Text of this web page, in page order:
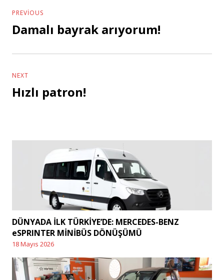
dolaşımı
PREVIOUS
Previous
Damalı bayrak arıyorum!
NEXT
Next
Hızlı patron!
DÜNYADA İLK TÜRKİYE’DE: MERCEDES-BENZ
eSPRINTER MİNİBÜS DÖNÜŞÜMÜ
Posted
on
18 Mayıs 2026